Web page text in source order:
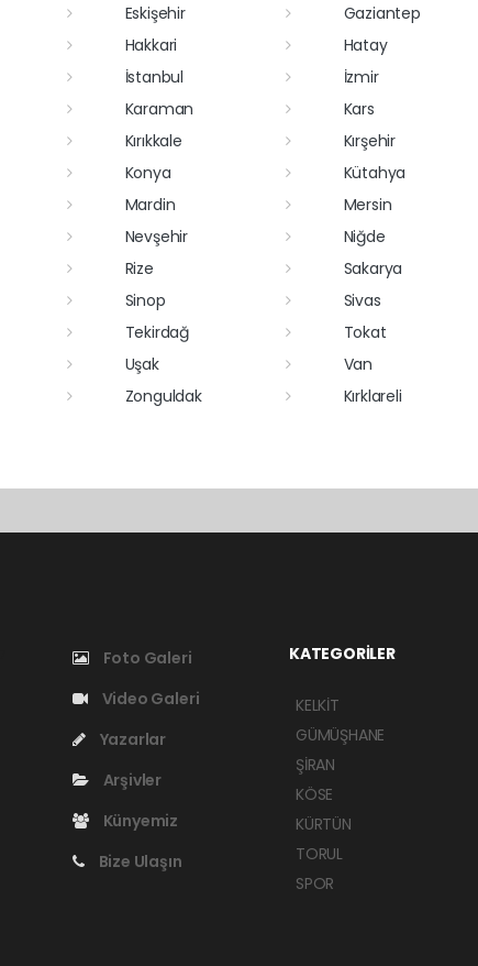
Eskişehir
Gaziantep
Hakkari
Hatay
İstanbul
İzmir
Karaman
Kars
Kırıkkale
Kırşehir
Konya
Kütahya
Mardin
Mersin
Nevşehir
Niğde
Rize
Sakarya
Sinop
Sivas
Tekirdağ
Tokat
Uşak
Van
Zonguldak
Kırklareli
Foto Galeri
Video Galeri
Yazarlar
Arşivler
Künyemiz
Bize Ulaşın
KATEGORİLER
KELKİT
GÜMÜŞHANE
ŞİRAN
KÖSE
KÜRTÜN
TORUL
SPOR